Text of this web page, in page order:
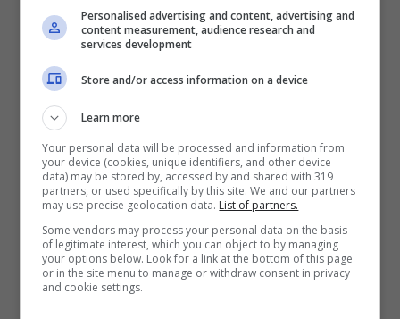
Campagna Abiti Puliti (foto Fb Abiti Puliti) notizie.com
Nonostante gli appelli e le evidenze
presentate dagli attivisti ambientali e dai
consumatori preoccupati per il futuro del
pianeta, Inditex non ha mostrato segni
concreti di cambiamento nella sua
Personalised advertising and content, advertising and
content measurement, audience research and
services development
Store and/or access information on a device
Learn more
Your personal data will be processed and information from
your device (cookies, unique identifiers, and other device
data) may be stored by, accessed by and shared with 319
partners, or used specifically by this site. We and our partners
may use precise geolocation data. List of partners.
Some vendors may process your personal data on the basis
of legitimate interest, which you can object to by managing
your options below. Look for a link at the bottom of this page
or in the site menu to manage or withdraw consent in privacy
and cookie settings.